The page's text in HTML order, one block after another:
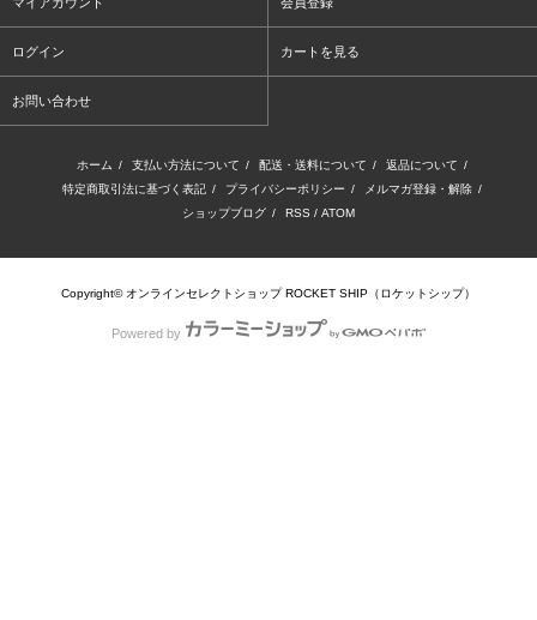
ログイン カートを見る
お問い合わせ
ホーム / 支払い方法について / 配送・送料について / 返品について /
特定商取引法に基づく表記 / プライバシーポリシー / メルマガ登録・解除 /
ショップブログ / RSS / ATOM
Copyright© オンラインセレクトショップ ROCKET SHIP（ロケットシップ）
Powered by